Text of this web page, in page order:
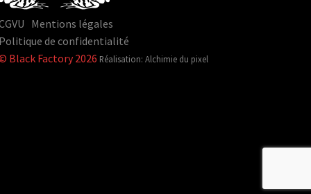
Mentions légales
de confidentialité
Black Factory 2026 Réalisation: Alchimie du pixel